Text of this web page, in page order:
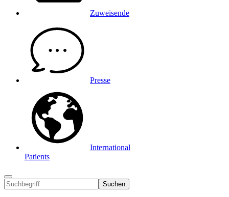
Zuweisende
Presse
International
Patients
Suchen